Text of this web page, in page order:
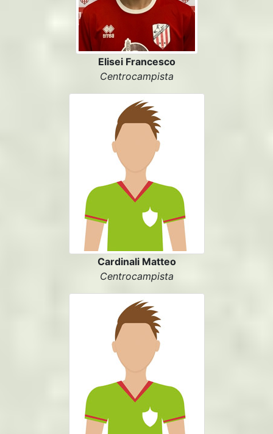
Elisei Francesco
Centrocampista
Cardinali Matteo
Centrocampista